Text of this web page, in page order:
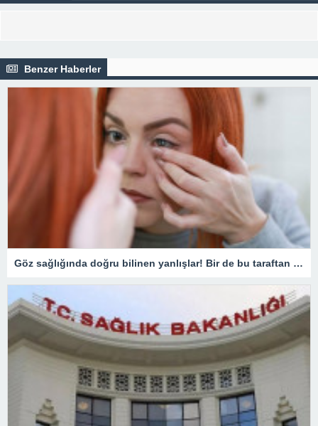
Benzer Haberler
Göz sağlığında doğru bilinen yanlışlar! Bir de bu taraftan bakın…